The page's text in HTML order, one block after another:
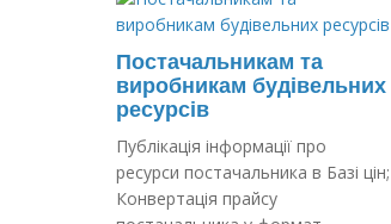
Постачальникам та
виробникам будівельних
ресурсів
Публікація інформації про
ресурси постачальника в Базі цін;
Конвертація прайсу